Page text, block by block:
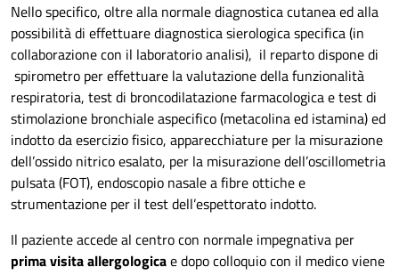
Nello specifico, oltre alla normale diagnostica cutanea ed alla
possibilità di effettuare diagnostica sierologica specifica (in
collaborazione con il laboratorio analisi), il reparto dispone di
spirometro per effettuare la valutazione della funzionalità
respiratoria, test di broncodilatazione farmacologica e test di
stimolazione bronchiale aspecifico (metacolina ed istamina) ed
indotto da esercizio fisico, apparecchiature per la misurazione
dell’ossido nitrico esalato, per la misurazione dell’oscillometria
pulsata (FOT), endoscopio nasale a fibre ottiche e
strumentazione per il test dell’espettorato indotto.
Il paziente accede al centro con normale impegnativa per
prima visita allergologicae dopo colloquio con il medico viene